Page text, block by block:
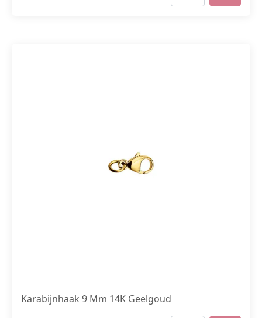
Karabijnhaak 9 Mm 14K Geelgoud